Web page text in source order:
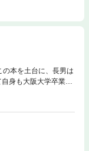
本を土台に、長男は
身も大阪大学卒業の
した1冊。「生後す
めの方法」「賢い子
の予防法」「発達障
の内容に加え、原著
。